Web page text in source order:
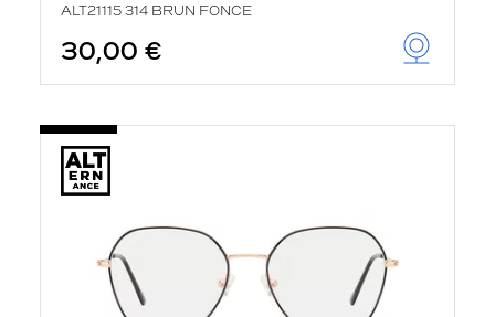
ALT21115 314 BRUN FONCE
30,00 €